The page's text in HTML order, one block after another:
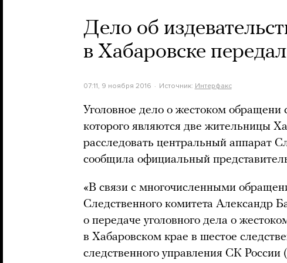
Дело об
в Хабаровске
07:11, 9 ноября 2016 Источник: Интерфакс
Уголовное дело о жестоком
которого являются две жительницы
расследовать центральный аппарат
сообщила официальный
«В связи с многочисленными
Следственного комитета Александр
о передаче уголовного дела о
в Хабаровском крае в шестое
следственного управления СК